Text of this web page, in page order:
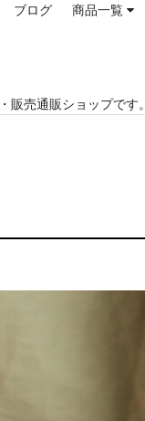
ブログ 商品一覧
売通販ショップです。